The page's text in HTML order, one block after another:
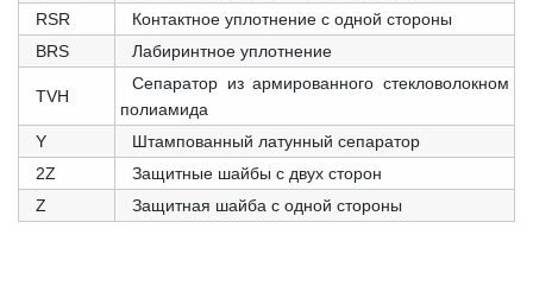
RSR
Контактное уплотнение с одной стороны
BRS
Лабиринтное уплотнение
TVH
Сепаратор из армированного стекловолокном
полиамида
Y
Штампованный латунный сепаратор
2Z
Защитные шайбы с двух сторон
Z
Защитная шайба с одной стороны